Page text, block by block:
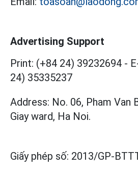
Advertising Support
Print: (+84 24) 39232694 -
24) 35335237
Address: No. 06, Pham Van
Giay ward, Ha Noi.
Giấy phép số: 2013/GP-